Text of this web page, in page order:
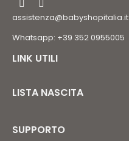
assistenza@babyshopitalia.it
Whatsapp: +39 352 0955005
LINK UTILI
LISTA NASCITA
SUPPORTO